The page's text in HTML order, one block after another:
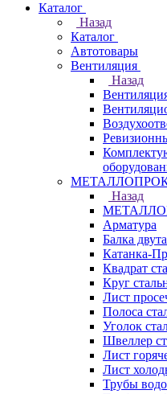
Каталог
Назад
Каталог
Автотовары
Вентиляция
Назад
Назад
Арматура
Балка
Катанка-
Квадрат
Круг
Лист
Полоса
Уголок
Швеллер
Лист
Лист
Трубы